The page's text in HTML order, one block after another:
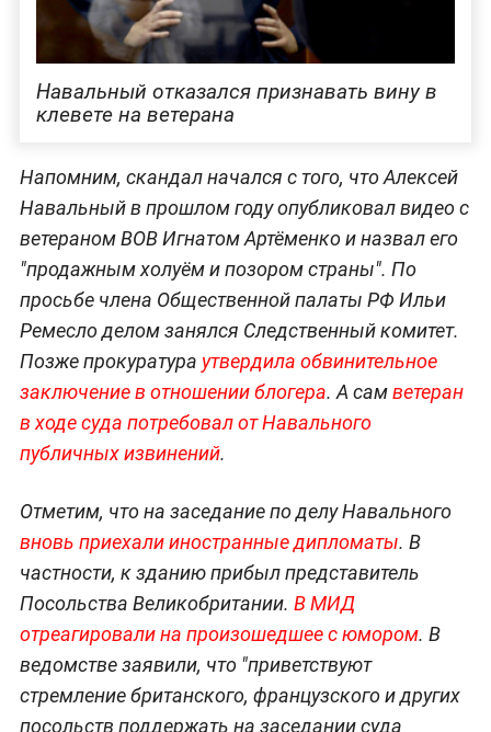
Навальный отказался признавать вину в
клевете на ветерана
Напомним, скандал начался с того, что Алексей
Навальный в прошлом году опубликовал видео с
ветераном ВОВ Игнатом Артёменко и назвал его
"продажным холуём и позором страны". По
просьбе члена Общественной палаты РФ Ильи
Ремесло делом занялся Следственный комитет.
Позже прокуратура утвердила обвинительное
заключение в отношении блогера. А самветеран
в ходе суда потребовал от Навального
публичных извинений.
Отметим, что на заседание по делу Навального
вновь приехали иностранные дипломаты. В
частности, к зданию прибыл представитель
Посольства Великобритании. В МИД
отреагировали на произошедшее с юмором. В
ведомстве заявили, что "приветствуют
стремление британского, французского и других
посольств поддержать на заседании суда